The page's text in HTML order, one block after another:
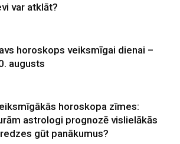
var atklāt?
horoskops veiksmīgai dienai –
augusts
horoskopa zīmes:
astrologi prognozē vislielākās
gūt panākumus?